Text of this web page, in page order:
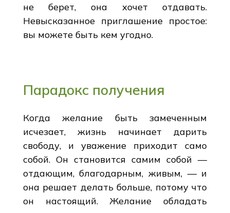
не берет, она хочет отдавать.
Невысказанное приглашение простое:
вы можете быть кем угодно.
Парадокс получения
Когда желание быть замеченным
исчезает, жизнь начинает дарить
свободу, и уважение приходит само
собой. Он становится самим собой —
отдающим, благодарным, живым, — и
она решает делать больше, потому что
он настоящий. Желание обладать